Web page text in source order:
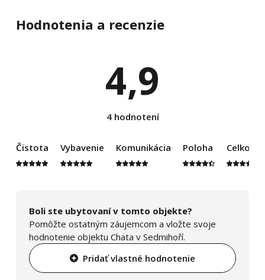
Hodnotenia a recenzie
4,9
4 hodnotení
Čistota Vybavenie Komunikácia Poloha Celkový
Boli ste ubytovaní v tomto objekte?
Pomôžte ostatným záujemcom a vložte svoje
hodnotenie objektu Chata v Sedmihoří.
Pridať vlastné hodnotenie